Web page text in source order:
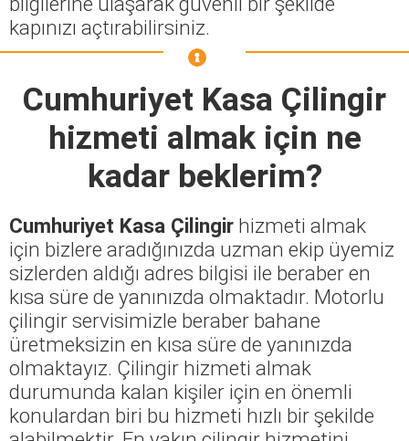
kapınızı açtırabilirsiniz.
Cumhuriyet Kasa Çilingir
hizmeti almak için ne
kadar beklerim?
Cumhuriyet Kasa Çilingir hizmeti almak
için bizlere aradığınızda uzman ekip üyemiz
sizlerden aldığı adres bilgisi ile beraber en
kısa süre de yanınızda olmaktadır. Motorlu
çilingir servisimizle beraber bahane
üretmeksizin en kısa süre de yanınızda
olmaktayız. Çilingir hizmeti almak
durumunda kalan kişiler için en önemli
konulardan biri bu hizmeti hızlı bir şekilde